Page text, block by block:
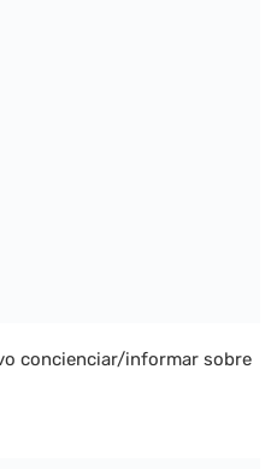
concienciar/informar sobre